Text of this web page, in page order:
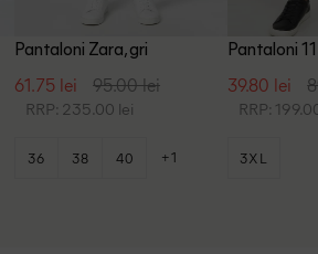
Pantaloni Zara, gri
61.75 lei 95.00 lei
RRP: 235.00 lei
36 38 40 +1
Pantaloni
39.80 lei
RRP:
3XL